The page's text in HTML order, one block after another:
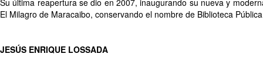
Su última reapertura se dio en 2007, inaugurando su nueva y
El Milagro de Maracaibo, conservando el nombre de Biblioteca
JESÚS ENRIQUE LOSSADA